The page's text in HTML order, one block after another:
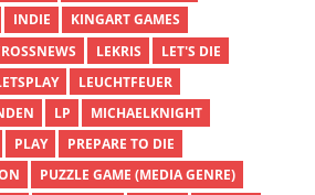
INDIE
KINGART GAMES
LEKRIS
LET'S DIE
LEUCHTFEUER
LP
MICHAELKNIGHT
PLAY
PREPARE TO DIE
PUZZLE GAME (MEDIA GENRE)